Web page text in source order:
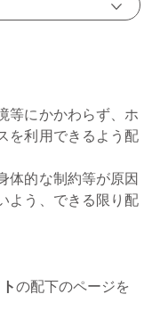
等にかかわらず、ホ
を利用できるよう配
体的な制約等が原因
よう、できる限り配
の配下のページを